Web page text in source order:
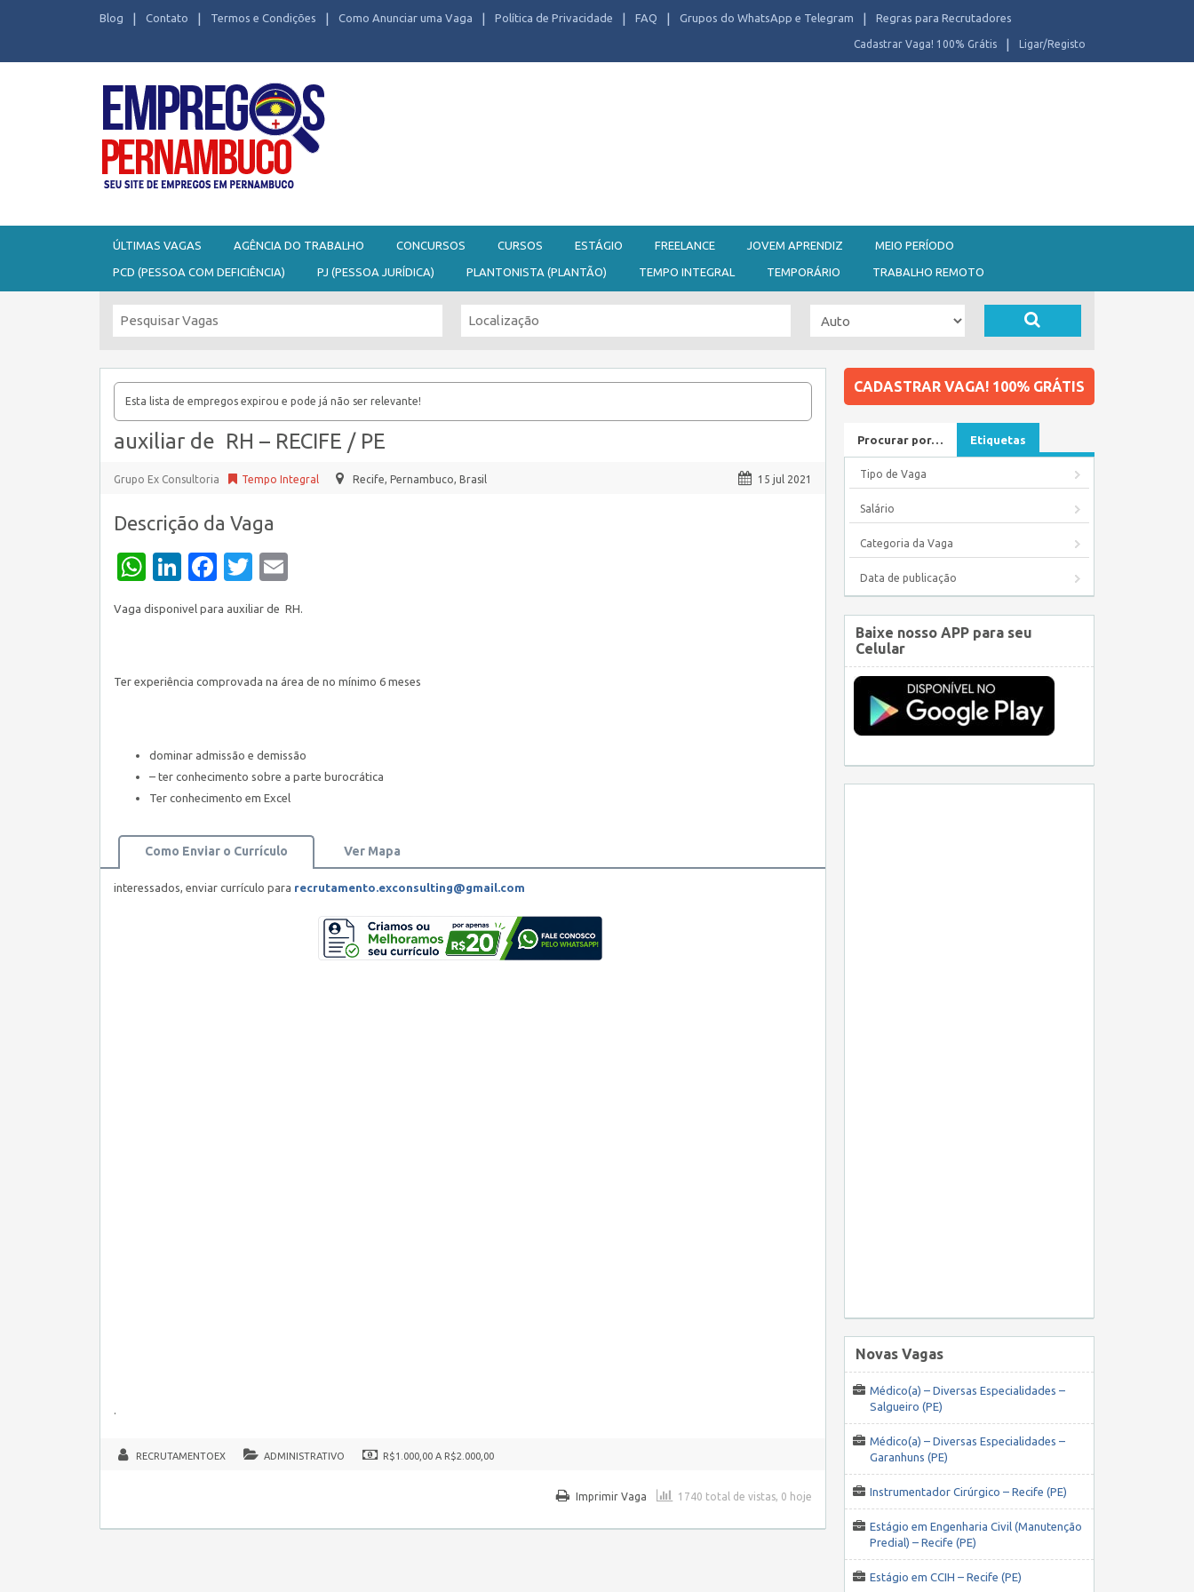
Blog Contato Termos e Condições Como Anunciar uma Vaga Política de Privacidade FAQ Grupos do WhatsApp e Telegram Regras para Recrutadores
Ligar/Registo
Cadastrar Vaga! 100% Grátis
ÚLTIMAS VAGAS AGÊNCIA DO TRABALHO CONCURSOS CURSOS ESTÁGIO FREELANCE JOVEM APRENDIZ MEIO PERÍODO
PCD (PESSOA COM DEFICIÊNCIA) PJ (PESSOA JURÍDICA) PLANTONISTA (PLANTÃO) TEMPO INTEGRAL TEMPORÁRIO TRABALHO REMOTO
Esta lista de empregos expirou e pode já não ser relevante!
auxiliar de RH – RECIFE / PE
Grupo Ex Consultoria Tempo Integral Recife, Pernambuco, Brasil 15 jul 2021
Descrição da Vaga
WhatsApp
LinkedIn
Facebook
Twitter
Vaga disponivel para auxiliar de RH.
Ter experiência comprovada na área de no mínimo 6 meses
dominar admissão e demissão
– ter conhecimento sobre a parte burocrática
Ter conhecimento em Excel
Como Enviar o Currículo Ver Mapa
interessados, enviar currículo para recrutamento.exconsulting@gmail.com
.
RECRUTAMENTOEX ADMINISTRATIVO R$1.000,00 A R$2.000,00
1740 total de vistas, 0 hoje
Imprimir Vaga
CADASTRAR VAGA! 100% GRÁTIS
Procurar por… Etiquetas
Tipo de Vaga
Salário
Categoria da Vaga
Data de publicação
Baixe nosso APP para seu
Celular
Novas Vagas
Médico(a) – Diversas Especialidades –
Salgueiro (PE)
Médico(a) – Diversas Especialidades –
Garanhuns (PE)
Instrumentador Cirúrgico – Recife (PE)
Estágio em Engenharia Civil (Manutenção
Predial) – Recife (PE)
Estágio em CCIH – Recife (PE)